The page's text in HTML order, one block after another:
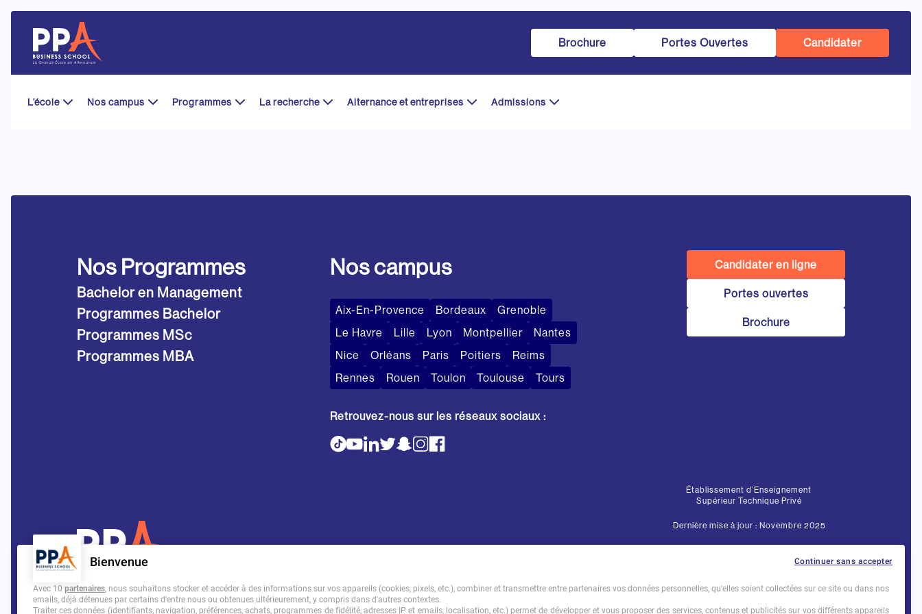
content
Brochure Portes Ouvertes Candidater
L’école Nos campus Programmes La recherche Alternance et entreprises Admissions
Nos Programmes
Bachelor en Management
Programmes Bachelor
Programmes MSc
Programmes MBA
Nos campus
Aix-En-Provence Bordeaux
Grenoble
Le Havre
Lille Lyon Montpellier
Nantes
Nice
Orléans Paris Poitiers
Reims
Rennes
Rouen Toulon Toulouse Tours
Retrouvez-nous sur les réseaux sociaux :
Candidater en ligne
Portes ouvertes
Brochure
Établissement d’Enseignement
Supérieur Technique Privé
Dernière mise à jour : Novembre 2025
Continuer sans accepter
Bienvenue
Avec 10 partenaires , nous souhaitons stocker et accéder à des informations sur vos appareils (cookies, pixels, etc.), combiner et transmettre entre partenaires vos données personnelles, qu'elles soient collectées sur ce site ou dans nos
emails, déjà détenues par certains d'entre nous ou obtenues ultérieurement, y compris dans d'autres contextes.
Traiter ces données (identifiants, navigation, préférences, achats, programmes de fidélité, adresses IP et emails, localisation, etc.) permet de développer et vous proposer des services, contenus et publicités sur vos différents appareils